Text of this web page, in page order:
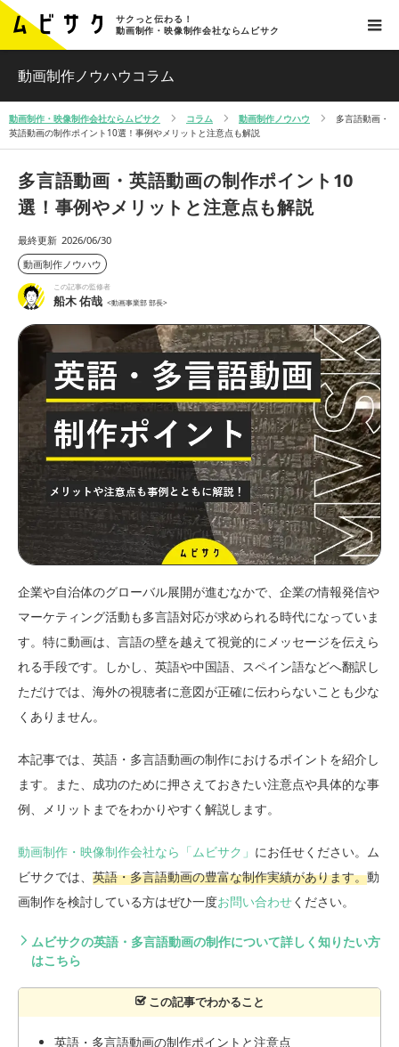
サクっと伝わる！
動画制作・映像制作会社ならムビサク
動画制作ノウハウコラム
動画制作・映像制作会社ならムビサク コラム 動画制作ノウハウ
多言語動画・
英語動画の制作ポイント10選！事例やメリットと注意点も解説
多言語動画・英語動画の制作ポイント10
選！事例やメリットと注意点も解説
最終更新 2026/06/30
動画制作ノウハウ
この記事の監修者
船木 佑哉 <動画事業部 部長>
企業や自治体のグローバル展開が進むなかで、企業の情報発信や
マーケティング活動も多言語対応が求められる時代になっていま
す。特に動画は、言語の壁を越えて視覚的にメッセージを伝えら
れる手段です。しかし、英語や中国語、スペイン語などへ翻訳し
ただけでは、海外の視聴者に意図が正確に伝わらないことも少な
くありません。
本記事では、英語・多言語動画の制作におけるポイントを紹介し
ます。また、成功のために押さえておきたい注意点や具体的な事
例、メリットまでをわかりやすく解説します。
動画制作・映像制作会社なら「ムビサク」 にお任せください。ム
ビサクでは、 英語・多言語動画の豊富な制作実績があります。動
画制作を検討している方はぜひ一度お問い合わせください。
ムビサクの英語・多言語動画の制作について詳しく知りたい方
はこちら
英語・多言語動画の制作ポイントと注意点